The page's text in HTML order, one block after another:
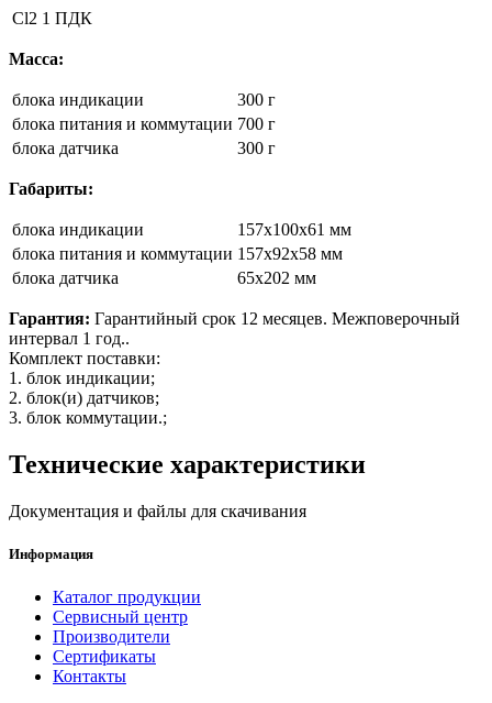
Cl2 1 ПДК
Масса:
блока индикации
300 г
блока питания и коммутации 700 г
блока датчика
300 г
Габариты:
блока индикации
157x100x61 мм
блока питания и коммутации 157x92x58 мм
блока датчика
65х202 мм
Гарантия: Гарантийный срок 12 месяцев. Межповерочный
интервал 1 год..
Комплект поставки:
1. блок индикации;
2. блок(и) датчиков;
3. блок коммутации.;
Технические характеристики
Документация и файлы для скачивания
Информация
Каталог продукции
Сервисный центр
Производители
Сертификаты
Контакты